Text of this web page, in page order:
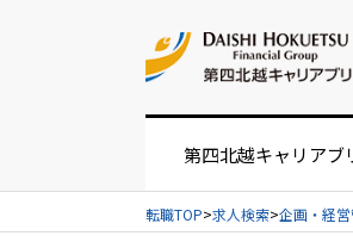
第四北越キャリアブ
お仕事紹介の流れ
転職TOP 求人検索 企画・経